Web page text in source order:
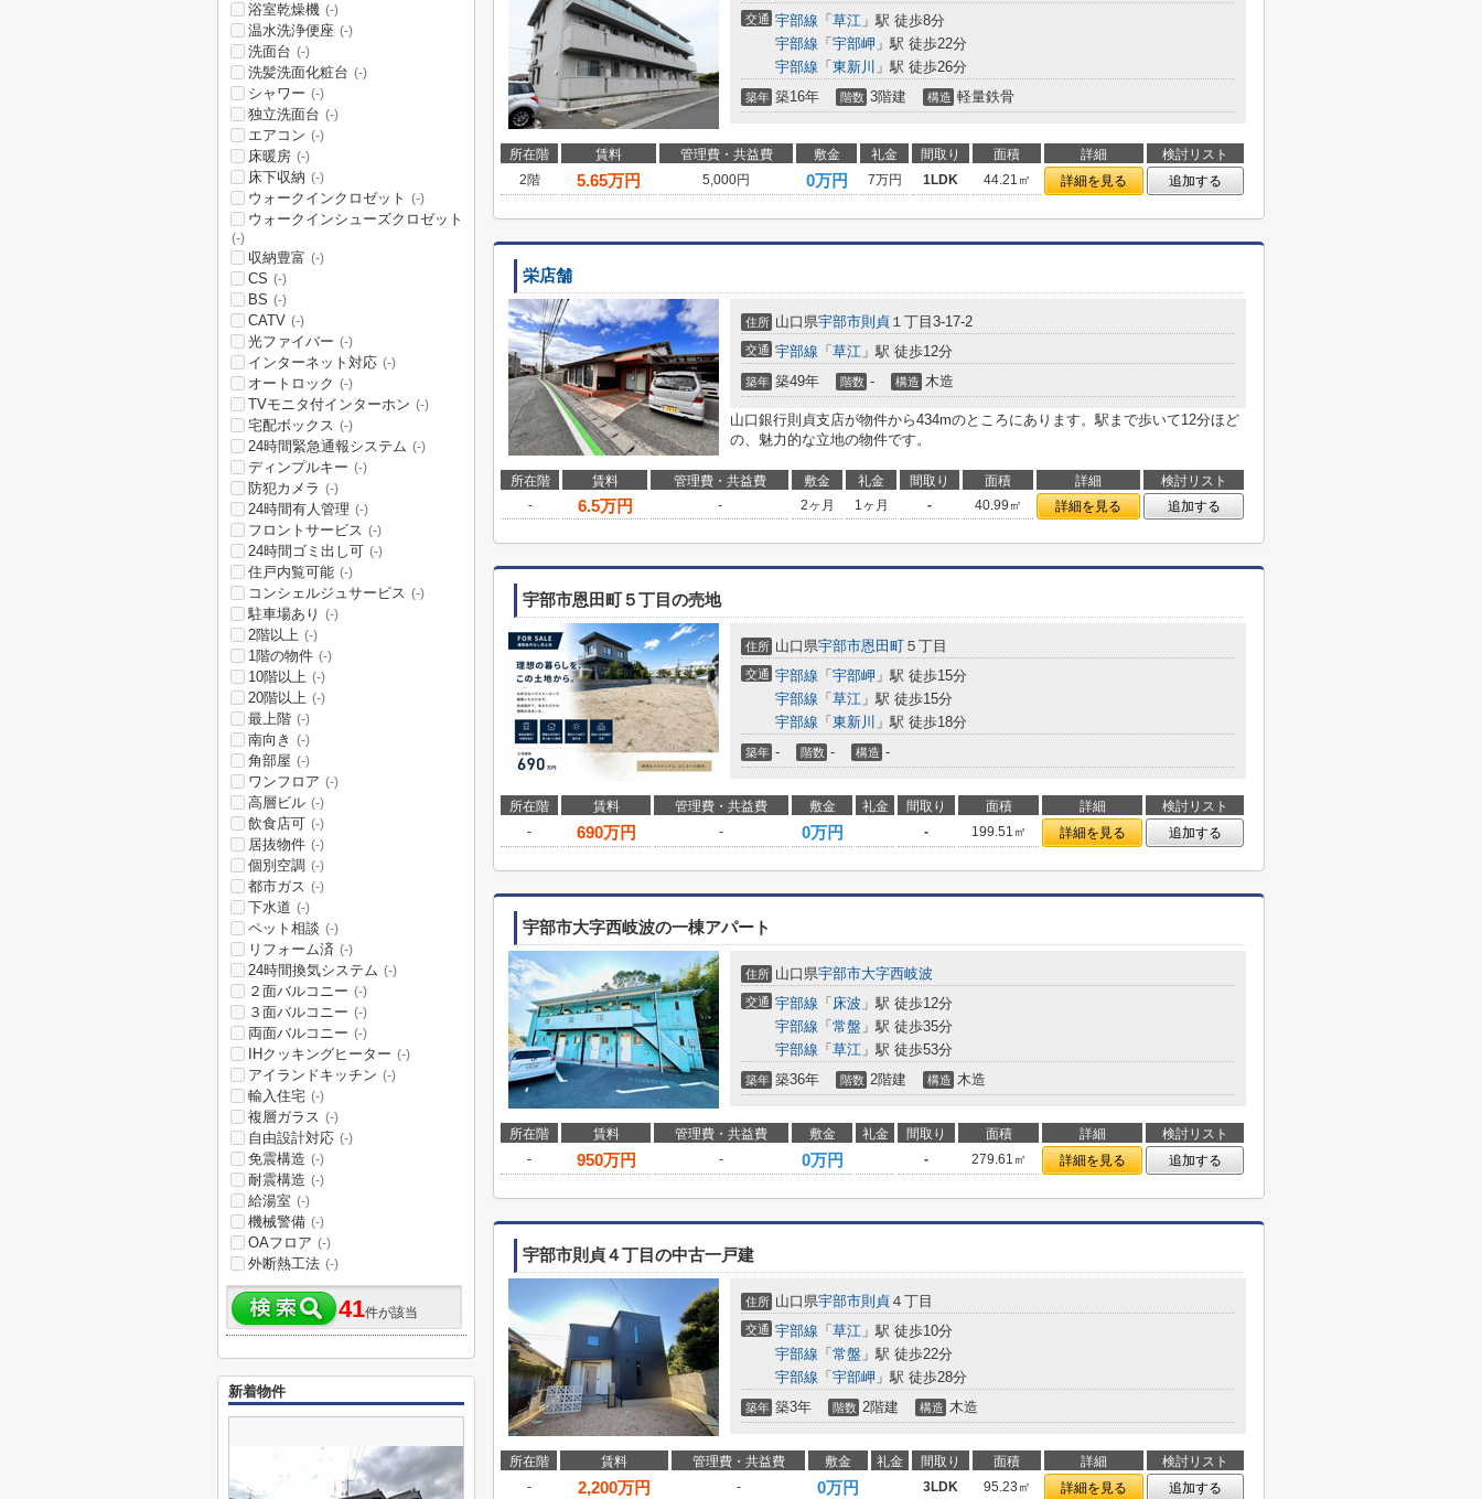
交通 宇部線 「 草江 」駅 徒歩8分
宇部線 「 宇部岬 」駅 徒歩22分
宇部線 「 東新川 」駅 徒歩26分
築年 築16年 階数 3階建 構造 軽量鉄骨
所在階 賃料 管理費・共益費 敷金 礼金 間取り 面積 詳細
検討リスト
2階
5.65万円 5,000円 0万円 7万円 1LDK 44.21㎡ 詳細を見る 追加する
栄店舗
住所 山口県宇部市則貞 １丁目3-17-2
交通 宇部線 「 草江 」駅 徒歩12分
築年 築49年 階数 - 構造 木造
山口銀行則貞支店が物件から434mのところにあります。駅まで歩いて12分ほど
の、魅力的な立地の物件です。
所在階 賃料 管理費・共益費 敷金 礼金 間取り 面積 詳細
検討リスト
-
6.5万円 - 2ヶ月 1ヶ月 - 40.99㎡ 詳細を見る 追加する
宇部市恩田町５丁目の売地
住所 山口県宇部市恩田町 ５丁目
交通 宇部線 「 宇部岬 」駅 徒歩15分
宇部線 「 草江 」駅 徒歩15分
宇部線 「 東新川 」駅 徒歩18分
築年 - 階数 - 構造 -
所在階 賃料 管理費・共益費 敷金 礼金 間取り 面積 詳細
検討リスト
-
690万円 - 0万円 - 199.51㎡ 詳細を見る 追加する
宇部市大字西岐波の一棟アパート
住所 山口県宇部市大字西岐波
交通 宇部線 「 床波 」駅 徒歩12分
宇部線 「 常盤 」駅 徒歩35分
宇部線 「 草江 」駅 徒歩53分
築年 築36年 階数 2階建 構造 木造
所在階 賃料 管理費・共益費 敷金 礼金 間取り 面積 詳細
検討リスト
-
950万円 - 0万円 - 279.61㎡ 詳細を見る 追加する
宇部市則貞４丁目の中古一戸建
住所 山口県宇部市則貞 ４丁目
交通 宇部線 「 草江 」駅 徒歩10分
宇部線 「 常盤 」駅 徒歩22分
宇部線 「 宇部岬 」駅 徒歩28分
築年 築3年 階数 2階建 構造 木造
所在階 賃料 管理費・共益費 敷金 礼金 間取り 面積 詳細
検討リスト
-
2,200万円 - 0万円 3LDK 95.23㎡ 詳細を見る 追加する
浴室乾燥機 (-)
温水洗浄便座 (-)
洗面台 (-)
洗髪洗面化粧台 (-)
シャワー (-)
独立洗面台 (-)
エアコン (-)
床暖房 (-)
床下収納 (-)
ウォークインクロゼット (-)
ウォークインシューズクロゼット
(-)
収納豊富 (-)
CS (-)
BS (-)
CATV (-)
光ファイバー (-)
インターネット対応 (-)
オートロック (-)
TVモニタ付インターホン (-)
宅配ボックス (-)
24時間緊急通報システム (-)
ディンプルキー (-)
防犯カメラ (-)
24時間有人管理 (-)
フロントサービス (-)
24時間ゴミ出し可 (-)
住戸内覧可能 (-)
コンシェルジュサービス (-)
駐車場あり (-)
2階以上 (-)
1階の物件 (-)
10階以上 (-)
20階以上 (-)
最上階 (-)
南向き (-)
角部屋 (-)
ワンフロア (-)
高層ビル (-)
飲食店可 (-)
居抜物件 (-)
個別空調 (-)
都市ガス (-)
下水道 (-)
ペット相談 (-)
リフォーム済 (-)
24時間換気システム (-)
２面バルコニー (-)
３面バルコニー (-)
両面バルコニー (-)
IHクッキングヒーター (-)
アイランドキッチン (-)
輸入住宅 (-)
複層ガラス (-)
自由設計対応 (-)
免震構造 (-)
耐震構造 (-)
給湯室 (-)
機械警備 (-)
OAフロア (-)
外断熱工法 (-)
41件が該当
新着物件